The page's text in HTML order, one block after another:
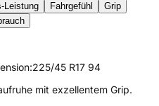
Leistung Fahrgefühl
Grip
225/45 R17 94
mit exzellentem Grip.